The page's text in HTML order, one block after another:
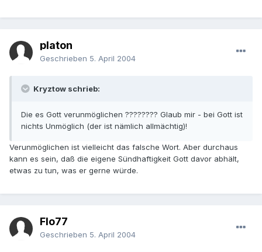
platon
Geschrieben 5. April 2004
Kryztow schrieb:
Die es Gott verunmöglichen ???????? Glaub mir - bei Gott ist
nichts Unmöglich (der ist nämlich allmächtig)!
Verunmöglichen ist vielleicht das falsche Wort. Aber durchaus
kann es sein, daß die eigene Sündhaftigkeit Gott davor abhält,
etwas zu tun, was er gerne würde.
Flo77
Geschrieben 5. April 2004